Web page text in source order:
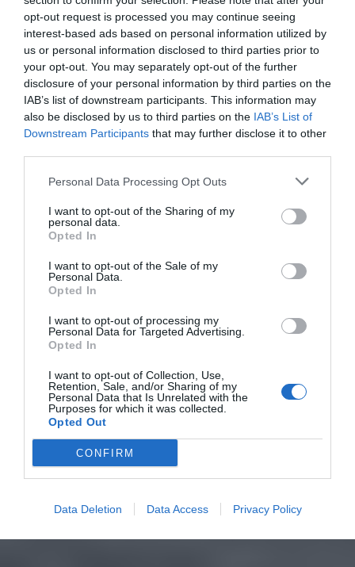
opt-out request is processed you may continue seeing
interest-based ads based on personal information utilized by
us or personal information disclosed to third parties prior to
your opt-out. You may separately opt-out of the further
disclosure of your personal information by third parties on the
IAB’s list of downstream participants. This information may
also be disclosed by us to third parties on the IAB’s List of
Downstream Participants that may further disclose it to other
Personal Data Processing Opt Outs
I want to opt-out of the Sharing of my
personal data.
Opted In
I want to opt-out of the Sale of my
Personal Data.
Opted In
I want to opt-out of processing my
Personal Data for Targeted Advertising.
Opted In
I want to opt-out of Collection, Use,
Retention, Sale, and/or Sharing of my
Personal Data that Is Unrelated with the
Purposes for which it was collected.
Opted Out
CONFIRM
Data Deletion Data Access Privacy Policy